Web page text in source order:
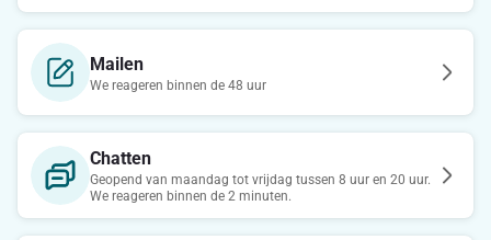
Mailen
We reageren binnen de 48 uur
Chatten
Geopend van maandag tot vrijdag tussen 8 uur en 20 uur.
We reageren binnen de 2 minuten.